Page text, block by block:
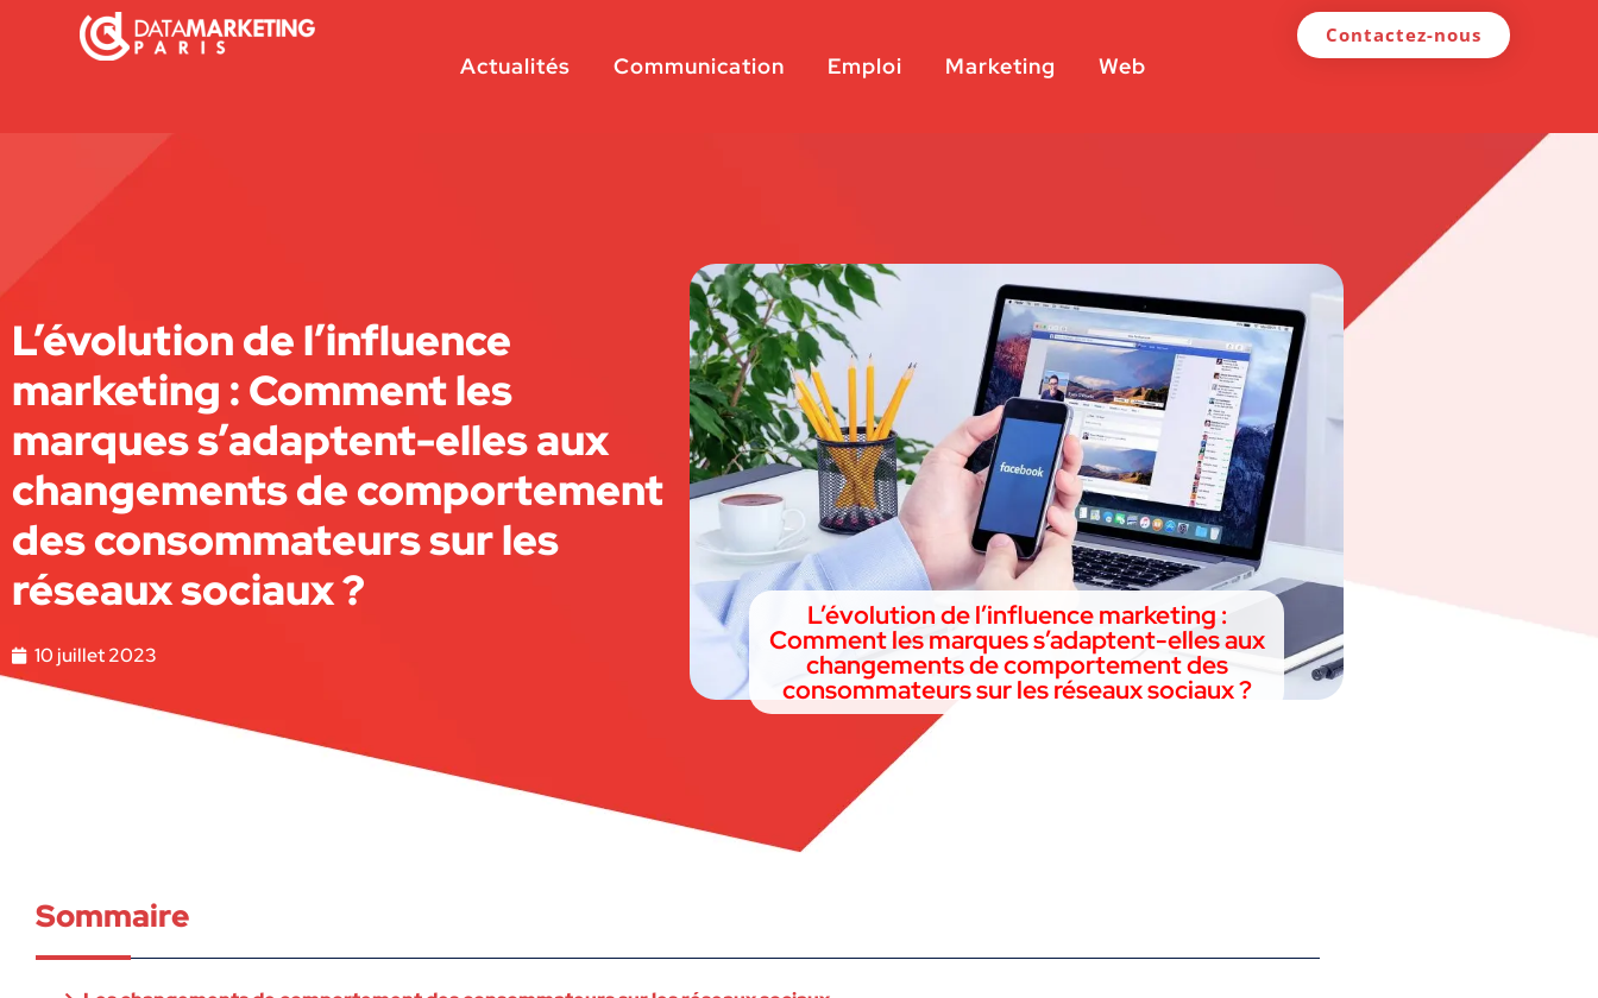
Actualités Communication Emploi Marketing Web
Contactez-nous
L’évolution de l’influence
marketing : Comment les
marques s’adaptent-elles aux
changements de comportement
des consommateurs sur les
réseaux sociaux ?
10 juillet 2023
L’évolution de l’influence marketing :
Comment les marques s’adaptent-elles aux
changements de comportement des
consommateurs sur les réseaux sociaux ?
Sommaire